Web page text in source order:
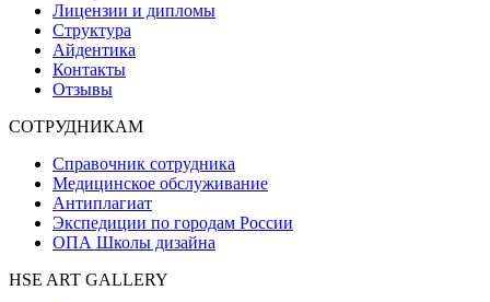
Лицензии и дипломы
Структура
Айдентика
Контакты
Отзывы
СОТРУДНИКАМ
Справочник сотрудника
Медицинское обслуживание
Антиплагиат
Экспедиции по городам России
ОПА Школы дизайна
HSE ART GALLERY